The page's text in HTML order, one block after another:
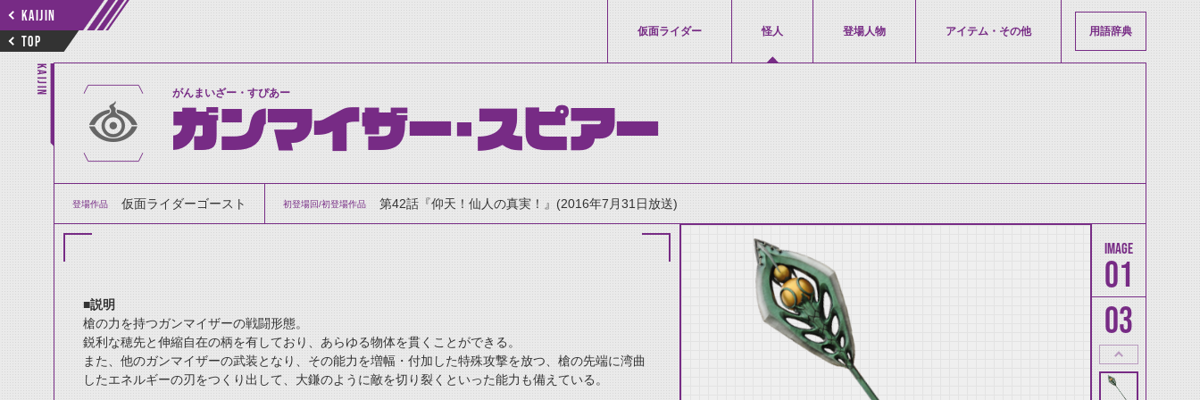
KAIJIN
TOP
仮面ライダー 怪人 登場人物 アイテム・その他 用語辞典
KAIJIN がんまいざー・すぴあー
ガンマイザー・スピアー
登場作品 仮面ライダーゴースト 初登場回/初登場作品 第42話『仰天！仙人の真実！』(2016年7月31日放送)
■説明
槍の力を持つガンマイザーの戦闘形態。
鋭利な穂先と伸縮自在の柄を有しており、あらゆる物体を貫くことができる。
また、他のガンマイザーの武装となり、その能力を増幅・付加した特殊攻撃を放つ、槍の先端に湾曲
したエネルギーの刃をつくり出して、大鎌のように敵を切り裂くといった能力も備えている。
01
03
thumbnail Prev